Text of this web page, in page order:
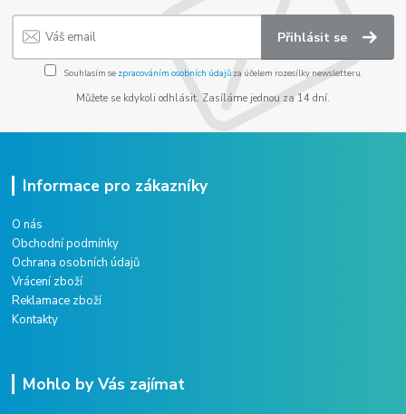
Přihlásit se
Souhlasím se zpracováním osobních údajůza účelem rozesílky newsletteru.
Můžete se kdykoli odhlásit. Zasíláme jednou za 14 dní.
Informace pro zákazníky
O nás
Obchodní podmínky
Ochrana osobních údajů
Vrácení zboží
Reklamace zboží
Kontakty
Mohlo by Vás zajímat